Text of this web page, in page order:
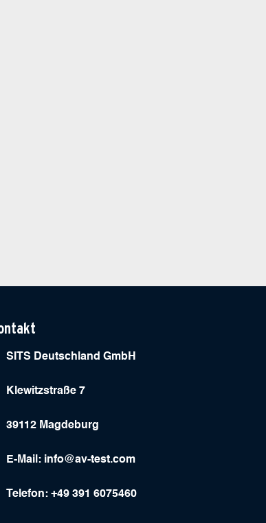
SITS Deutschland GmbH
Klewitzstraße 7
39112 Magdeburg
E-Mail: info@av-test.com
Telefon: +49 391 6075460